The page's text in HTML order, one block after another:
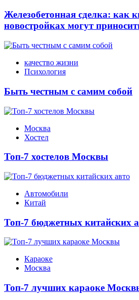
Железобетонная сделка: как
новостройках могут
качество жизни
Психология
Быть честным с самим собой
Москва
Хостел
Топ-7 хостелов Москвы
Автомобили
Китай
Топ-7 бюджетных китайских
Караоке
Москва
Топ-7 лучших караоке